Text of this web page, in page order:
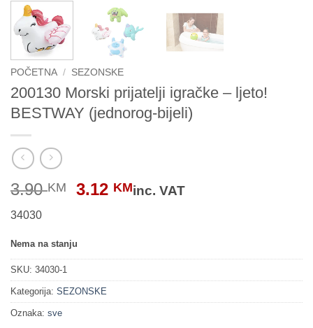
POČETNA / SEZONSKE
200130 Morski prijatelji igračke – ljeto!
BESTWAY (jednorog-bijeli)
3.90KM
Original
3.90 KM.
3.12 KMCurrent
inc. VAT
34030
Nema na stanju
SKU: 34030-1
Kategorija: SEZONSKE
Oznaka: sve